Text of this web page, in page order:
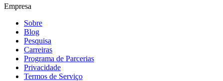
Empresa
Sobre
Blog
Pesquisa
Carreiras
Programa de Parcerias
Privacidade
Termos de Serviço